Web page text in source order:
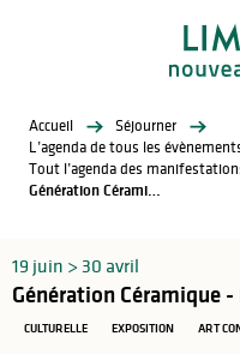
Accueil
Séjourner
L’agenda de tous les
Tout l’agenda des
Génération Céramique - Bernardaud
19 juin > 30 avril
Génération Céramique
CULTURELLE EXPOSITION ART